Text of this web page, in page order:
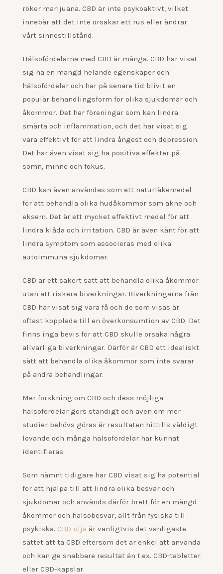
röker marijuana. CBD är inte psykoaktivt, vilket
innebär att det inte orsakar ett rus eller ändrar
vårt sinnestillstånd.
Hälsofördelarna med CBD är många. CBD har visat
sig ha en mängd helande egenskaper och
hälsofördelar och har på senare tid blivit en
populär behandlingsform för olika sjukdomar och
åkommor. Det har föreningar som kan lindra
smärta och inflammation, och det har visat sig
vara effektivt för att lindra ångest och depression.
Det har även visat sig ha positiva effekter på
sömn, minne och fokus.
CBD kan även användas som ett naturläkemedel
för att behandla olika hudåkommor som akne och
eksem. Det är ett mycket effektivt medel för att
lindra klåda och irritation. CBD är även känt för att
lindra symptom som associeras med olika
autoimmuna sjukdomar.
CBD är ett säkert sätt att behandla olika åkommor
utan att riskera biverkningar. Biverkningarna från
CBD har visat sig vara få och de som visas är
oftast kopplade till en överkonsumtion av CBD. Det
finns inga bevis för att CBD skulle orsaka några
allvarliga biverkningar. Därför är CBD ett idealiskt
sätt att behandla olika åkommor som inte svarar
på andra behandlingar.
Mer forskning om CBD och dess möjliga
hälsofördelar görs ständigt och även om mer
studier behövs göras är resultaten hittills väldigt
lovande och många hälsofördelar har kunnat
identifieras.
Som nämnt tidigare har CBD visat sig ha potential
för att hjälpa till att lindra olika besvär och
sjukdomar och används därför brett för en mängd
åkommor och hälsobesvär, allt från fysiska till
psykiska. CBD-olja är vanligtvis det vanligaste
sättet att ta CBD eftersom det är enkel att använda
och kan ge snabbare resultat än t.ex. CBD-tabletter
eller CBD-kapslar.